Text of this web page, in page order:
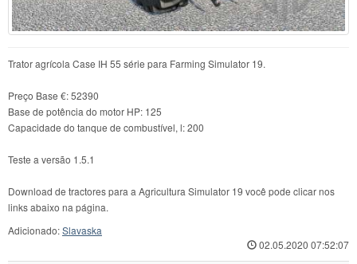
Trator agrícola Case IH 55 série para Farming Simulator 19.
Preço Base €: 52390
Base de potência do motor HP: 125
Capacidade do tanque de combustível, l: 200
Teste a versão 1.5.1
Download de tractores para a Agricultura Simulator 19 você pode clicar nos
links abaixo na página.
Adicionado:Slavaska
02.05.2020 07:52:07